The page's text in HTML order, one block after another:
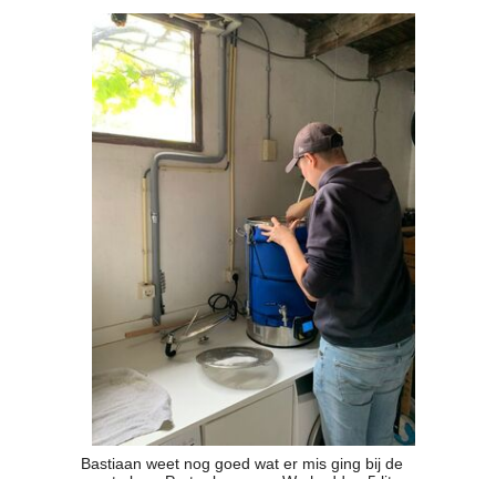
Bastiaan weet nog goed wat er mis ging bij de